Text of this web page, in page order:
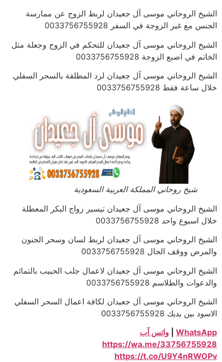
الشيخ الروحاني موسى آل جعيدان لربط الزوج عن ممارسة
الجنس مع غير الزوجة في السفر 0033756755928
الشيخ الروحاني موسى آل جعيدان للتحكم في الزوج وجعلة مثل
الخاتم في اصبع الزوجة 0033756755928
الشيخ الروحاني موسى آل جعيدان لرد المطلقة بالسحر السفلي
خلال ساعة فقط 0033756755928
شيخ روحاني المملكة العربية السعودية
الشيخ الروحاني موسى آل جعيدان تيسير زواج البكر المعطلة
خلال اسبوع واحد 0033756755928
الشيخ الروحاني موسى آل جعيدان لربط لسان وسحر الجنون
والمرض ووقف الحال 0033756755928
الشيخ الروحاني موسى آل جعيدان لاعمال جلب الحبيب بالتمائم
والدعوات والطلاسم 0033756755928
الشيخ الروحاني موسى آل جعيدان لكافة اعمال السحر السفلي
الاسود بين يديك 0033756755928
WhatsApp
واتس آب
https://wa.me/33756755928
https://t.co/U9Y4nRWOPv